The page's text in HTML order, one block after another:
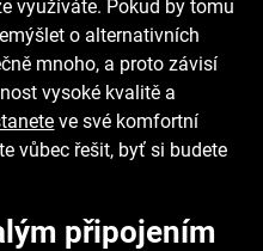
využíváte. Pokud by tomu
o alternativních
mnoho, a proto závisí
vysoké kvalitě a
ve své komfortní
vůbec řešit, byť si budete
připojením